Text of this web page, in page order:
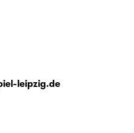
leipzig.de